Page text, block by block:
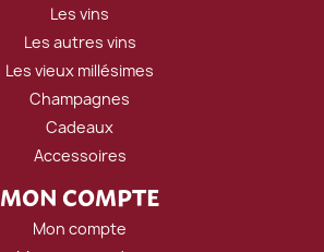
Les vins
Les autres vins
Les vieux millésimes
Champagnes
Cadeaux
Accessoires
MON COMPTE
Mon compte